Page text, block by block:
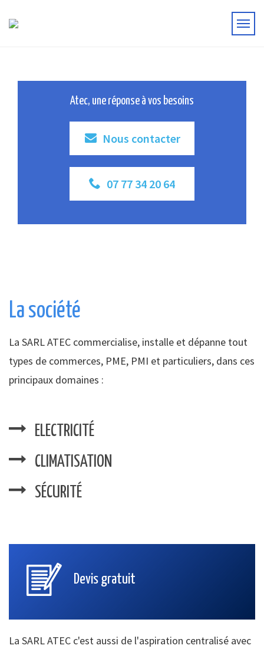
Atec, une réponse à vos besoins
Nous contacter
07 77 34 20 64
La société
La SARL ATEC commercialise, installe et dépanne tout
types de commerces, PME, PMI et particuliers, dans ces
principaux domaines :
ELECTRICITÉ
CLIMATISATION
SÉCURITÉ
Devis gratuit
La SARL ATEC c'est aussi de l'aspiration centralisé avec